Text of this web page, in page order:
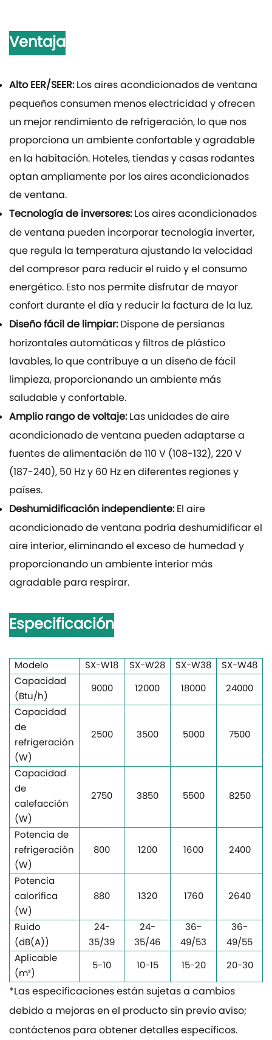
Ventaja
Alto EER/SEER:Los aires acondicionados de ventana
pequeños consumen menos electricidad y ofrecen
un mejor rendimiento de refrigeración, lo que nos
proporciona un ambiente confortable y agradable
en la habitación. Hoteles, tiendas y casas rodantes
optan ampliamente por los aires acondicionados
de ventana.
Tecnología de inversores:Los aires acondicionados
de ventana pueden incorporar tecnología inverter,
que regula la temperatura ajustando la velocidad
del compresor para reducir el ruido y el consumo
energético. Esto nos permite disfrutar de mayor
confort durante el día y reducir la factura de la luz.
Diseño fácil de limpiar:Dispone de persianas
horizontales automáticas y filtros de plástico
lavables, lo que contribuye a un diseño de fácil
limpieza, proporcionando un ambiente más
saludable y confortable.
Amplio rango de voltaje:Las unidades de aire
acondicionado de ventana pueden adaptarse a
fuentes de alimentación de 110 V (108-132), 220 V
(187-240), 50 Hz y 60 Hz en diferentes regiones y
países.
Deshumidificación independiente:El aire
acondicionado de ventana podría deshumidificar el
aire interior, eliminando el exceso de humedad y
proporcionando un ambiente interior más
agradable para respirar.
Especificación
Modelo SX-W18 SX-W28 SX-W38
SX-W48
Capacidad
(Btu/h)
9000 12000 18000
24000
Capacidad
de
refrigeración
(W)
2500 3500 5000 7500
Capacidad
de
calefacción
(W)
2750 3850 5500 8250
Potencia de
refrigeración
(W)
800 1200 1600 2400
Potencia
calorífica
(W)
880 1320 1760 2640
Ruido
(dB(A))
24-
35/39
24-
35/46
36-
49/53
36-
49/55
Aplicable
(m²)
5-10 10-15 15-20 20-30
*Las especificaciones están sujetas a cambios
debido a mejoras en el producto sin previo aviso;
contáctenos para obtener detalles específicos.